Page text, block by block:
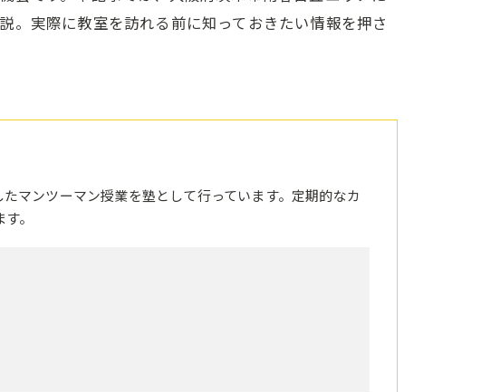
。実際に教室を訪れる前に知っておきたい情報を押さ
マンツーマン授業を塾として行っています。定期的なカ
。